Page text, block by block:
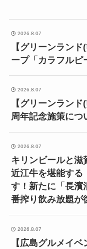
2026.8.07
【グリーンラン
ープ「カラフルピ
2026.8.07
【グリーンラン
周年記念施策につ
2026.8.07
キリンビールと滋
近江牛を堪能する
す！新たに「長濱
番搾り飲み放題が
2026.8.07
【広島グルメイ